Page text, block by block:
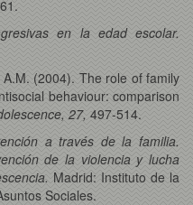
en la edad escolar.
(2004). The role of family
behaviour: comparison
27, 497-514.
a través de la familia.
de la violencia y lucha
Madrid: Instituto de la
Sociales.